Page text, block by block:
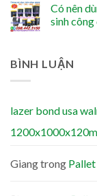
Có nên
sinh công
BÌNH LUẬN
lazer bond usa
Giangtrong